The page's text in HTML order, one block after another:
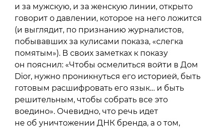
и за мужскую, и за женскую линии, открыто
говорит о давлении, которое на него ложится
(и выглядит, по признанию журналистов,
побывавших за кулисами показа, «слегка
помятым»). В своих заметках к показу
он пояснил: «Чтобы осмелиться войти в Дом
Dior, нужно проникнуться его историей, быть
готовым расшифровать его язык… и быть
решительным, чтобы собрать все это
воедино». Очевидно, что речь идет
не об уничтожении ДНК бренда, а о том,